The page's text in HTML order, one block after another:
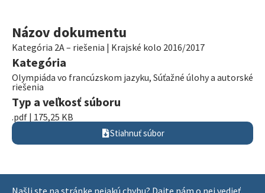
Názov dokumentu
Kategória 2A – riešenia | Krajské kolo 2016/2017
Kategória
Olympiáda vo francúzskom jazyku, Súťažné úlohy a autorské
riešenia
Typ a veľkosť súboru
.pdf | 175,25 KB
Stiahnuť súbor
Našli ste na stránke nejakú chybu? Dajte nám o nej vedieť.